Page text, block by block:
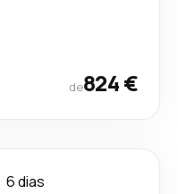
de824 €
6 dias